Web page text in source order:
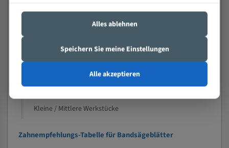
Nichteisenmetalle
Kleine / Mittlere Werkstücke
Zahnempfehlungs-Tabelle für Bandsägeblätter
Alles ablehnen
Speichern Sie meine Einstellungen
Alle akzeptieren